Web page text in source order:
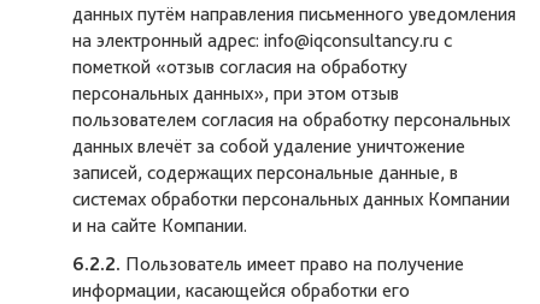
данных путём направления письменного уведомления
на электронный адрес: info@iqconsultancy.ru с
пометкой «отзыв согласия на обработку
персональных данных», при этом отзыв
пользователем согласия на обработку персональных
данных влечёт за собой удаление уничтожение
записей, содержащих персональные данные, в
системах обработки персональных данных Компании
и на сайте Компании.
6.2.2. Пользователь имеет право на получение
информации, касающейся обработки его